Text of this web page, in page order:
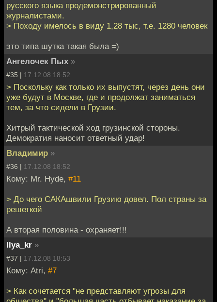
русского языка продемонстрированный
журналистами.
> Походу имелось в виду 1,28 тыс, т.е. 1280 человек
это типа шутка такая была =)
Ангелочек Пых »
#35 | 17.12.08 18:52
> Поскольку как только их выпустят, через день они
уже будут в Москве, где и продолжат заниматься
тем, за что сидели в Грузии.
Хитрый тактической ход грузинской стороны.
Демократия наносит ответный удар!
Владимир »
#36 | 17.12.08 18:52
Кому: Mr. Hyde, #11
> До чего САКАшвили Грузию довел. Пол страны за
решеткой
А вторая половина - охраняет!!!
Ilya_kr »
#37 | 17.12.08 18:53
Кому: Atri, #7
> Как сочетается "не представляют угрозы для